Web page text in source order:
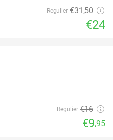
Regulier €31,50
€24
Regulier €16
€9,95